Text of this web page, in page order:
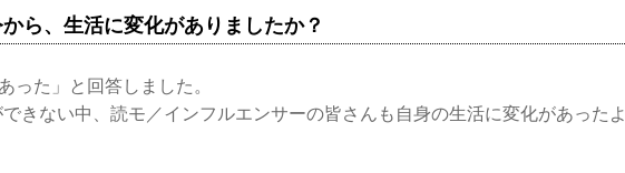
ら、生活に変化がありましたか？
った」と回答しました。
きない中、読モ／インフルエンサーの皆さんも自身の生活に変化があったよ